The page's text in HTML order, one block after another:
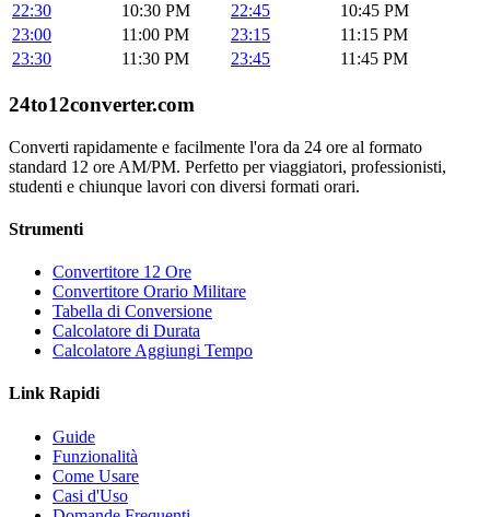
22:30
10:30 PM 22:45
10:45 PM
23:00
11:00 PM 23:15
11:15 PM
23:30
11:30 PM 23:45 11:45 PM
24to12converter.com
Converti rapidamente e facilmente l'ora da 24 ore al formato
standard 12 ore AM/PM. Perfetto per viaggiatori, professionisti,
studenti e chiunque lavori con diversi formati orari.
Strumenti
Convertitore 12 Ore
Convertitore Orario Militare
Tabella di Conversione
Calcolatore di Durata
Calcolatore Aggiungi Tempo
Link Rapidi
Guide
Funzionalità
Come Usare
Casi d'Uso